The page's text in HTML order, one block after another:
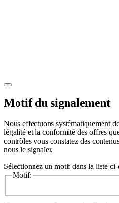
Motif du signalement
Nous effectuons systématiquement
légalité et la conformité des offres
contrôles vous constatez des
nous le signaler.
Sélectionnez un motif dans la liste ci-
Motif: